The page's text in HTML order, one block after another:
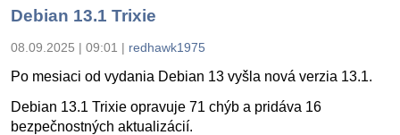
Debian 13.1 Trixie
08.09.2025 | 09:01 | redhawk1975
Po mesiaci od vydania Debian 13 vyšla nová verzia 13.1.
Debian 13.1 Trixie opravuje 71 chýb a pridáva 16
bezpečnostných aktualizácií.